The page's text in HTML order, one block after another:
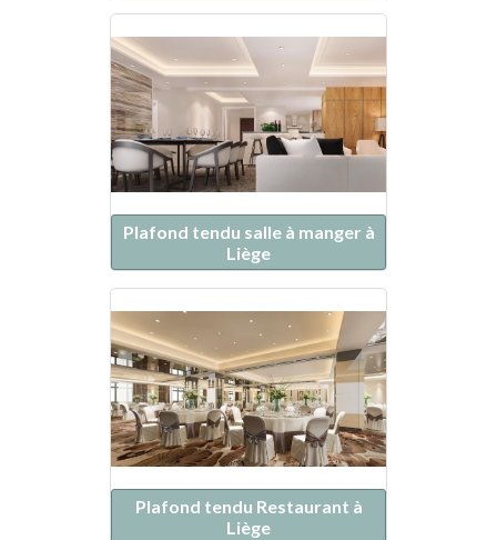
Plafond tendu salle à manger à
Liège
Plafond tendu Restaurant à
Liège